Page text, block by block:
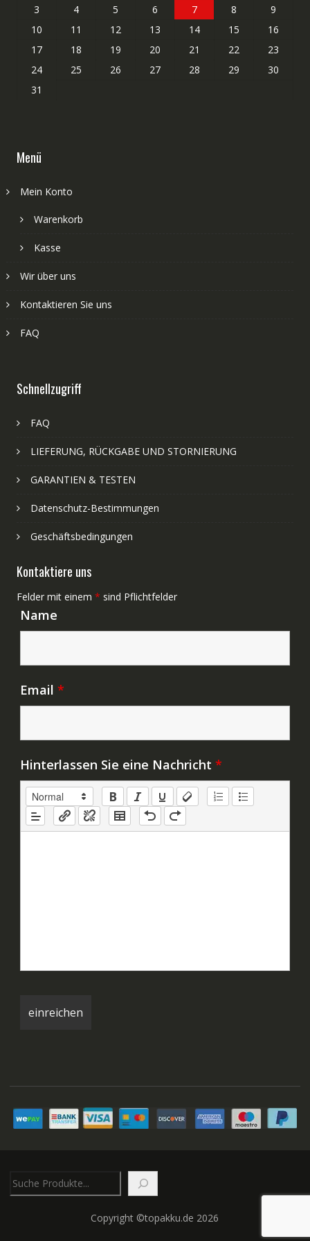
3
4 5 6 7 8
9
10
11 12 13 14 15
16
17
18 19 20 21 22
23
24
25 26 27 28 29
30
31
Menü
Mein Konto
Warenkorb
Kasse
Wir über uns
Kontaktieren Sie uns
FAQ
Schnellzugriff
FAQ
LIEFERUNG, RÜCKGABE UND STORNIERUNG
GARANTIEN & TESTEN
Datenschutz-Bestimmungen
Geschäftsbedingungen
Kontaktiere uns
Felder mit einem * sind Pflichtfelder
Name
Email *
Hinterlassen Sie eine Nachricht *
Copyright ©topakku.de 2026